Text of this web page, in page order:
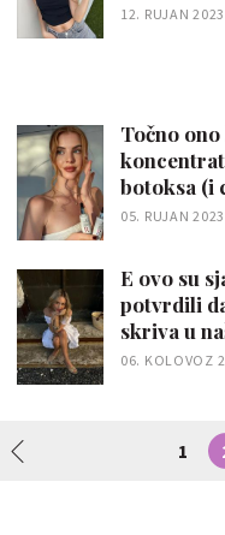
12. RUJAN
Točno
botoksa (i
05. RUJAN
E ovo su
potvrdili
skriva u
06. KOLOVOZ
1